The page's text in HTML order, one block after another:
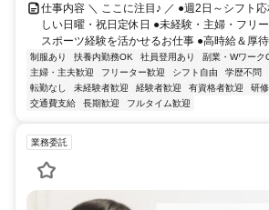
仕事内容 ＼ ここに注目♪ ／ ●週2日～シフト
しい日曜・祝日定休日 ●未経験・主婦・フリ
スポーツ経験を活かせるお仕事 ●高時給＆厚待
制服あり 扶養内勤務OK 社員登用あり 副業・Wワーク
主婦・主夫歓迎
フリーター歓迎 シフト自由 学歴不問
転勤なし
未経験者歓迎 経験者歓迎 有資格者歓迎 研
交通費支給
長期歓迎 フルタイム歓迎
業務委託